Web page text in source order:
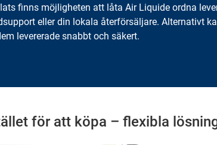
finns möjligheten att låta Air Liquide ordna
eller din lokala återförsäljare. Alternativt
levererade snabbt och säkert.
för att köpa – flexibla